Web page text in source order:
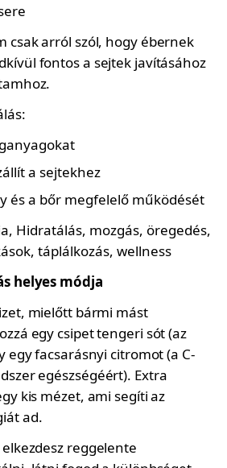
csak arról szól, hogy ébernek
fontos a sejtek javításához
a sejtekhez
és a bőr megfelelő működését
helyes módja
mielőtt bármi mást
egy csipet tengeri sót (az
egy facsarásnyi citromot (a C-
egészségéért). Extra
kis mézet, ami segíti az
ad.
reggelente